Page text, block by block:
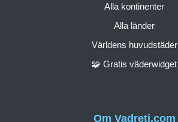
Om Vadreti.com
Alla kontinenter
Alla länder
Världens huvudstäder
🧩 Gratis väderwidget